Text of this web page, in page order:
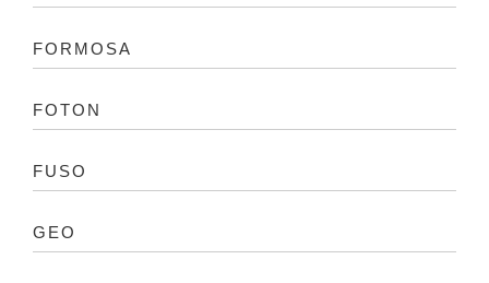
FORMOSA
FOTON
FUSO
GEO